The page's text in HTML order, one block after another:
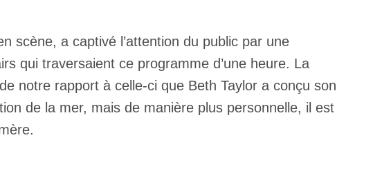
scène, a captivé l’attention du public par une
qui traversaient ce programme d’une heure. La
notre rapport à celle-ci que Beth Taylor a conçu son
de la mer, mais de manière plus personnelle, il est